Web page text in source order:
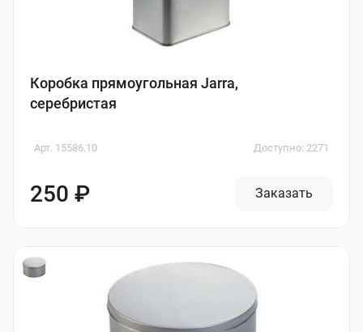
Коробка прямоугольная Jarra,
серебристая
Арт. 15586.10 Доступно: 2271
250 ₽ Заказать